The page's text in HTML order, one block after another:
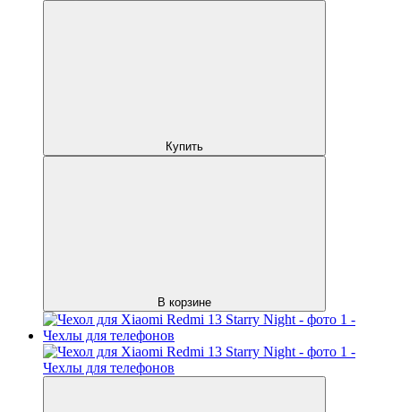
Купить
В корзине